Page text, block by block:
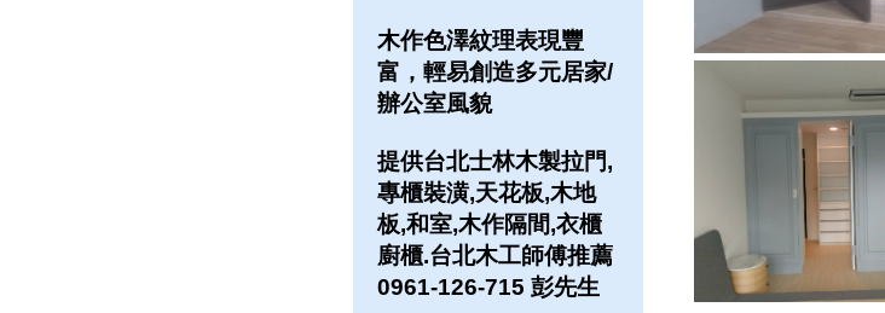
木作色澤紋理表現豐
富，輕易創造多元居家/
辦公室風貌
提供台北士林木製拉門,
專櫃裝潢,天花板,木地
板,和室,木作隔間,衣櫃
廚櫃.台北木工師傅推薦
0961-126-715 彭先生